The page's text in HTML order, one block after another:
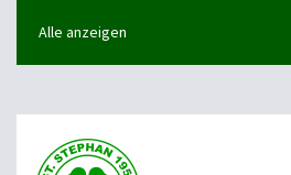
Alle anzeigen